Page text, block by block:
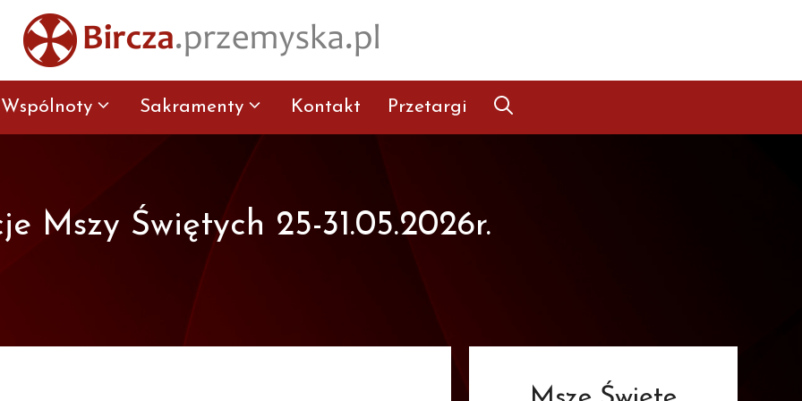
Wspólnoty Sakramenty Kontakt Przetargi
Mszy Świętych 25-31.05.2026r.